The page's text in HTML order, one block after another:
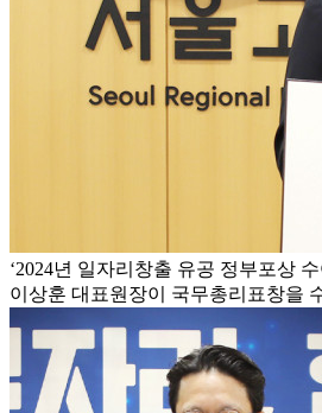
‘2024년 일자리창출 유공 정부포상
이상훈 대표원장이 국무총리표창을